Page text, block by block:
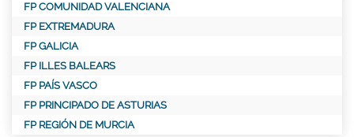
FP COMUNIDAD VALENCIANA
FP EXTREMADURA
FP GALICIA
FP ILLES BALEARS
FP PAÍS VASCO
FP PRINCIPADO DE ASTURIAS
FP REGIÓN DE MURCIA